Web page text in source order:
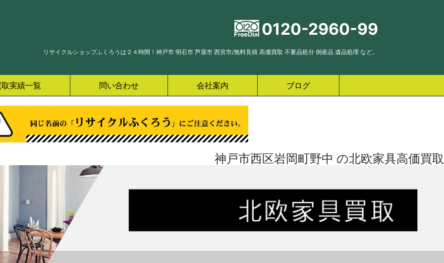
0120-2960-99
リサイクルショップふくろうは２４時間！神戸市 明石市 芦屋市 西宮市/無料見積 高価買取 不要品処分 倒産品 遺品処理 など。
実績一覧 問い合わせ 会社案内 ブログ
神戸市西区岩岡町野中 の北欧家具高価買取